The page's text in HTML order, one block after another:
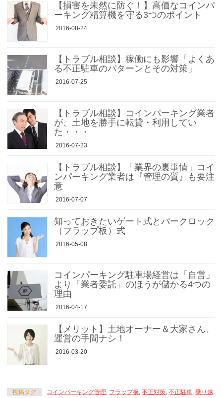
【損害を未然に防ぐ！】高価なコインパ
ーキング精算機を守る3つのポイント
2016-08-24
【トラブル相談】稼働にも影響「よくあ
る不正駐車のパターンとその対策」
2016-07-25
【トラブル相談】コインパーキング業者
が、土地を勝手に転貸・利用してい
た・・・
2016-07-23
【トラブル相談】「業界の裏事情」コイ
ンパーキング業者は『管理の質』も要注
意
2016-07-07
知っておきたいゲート式とパークロック
（フラップ板）式
2016-05-08
コインパーキング駐車場経営は「自営」
より「業者委託」のほうが儲かる4つの
理由
2016-04-17
【メリット】土地オーナー＆大家さん、
運営の手間ナシ！
2016-03-20
投稿タグ コインパーキング管理, フラップ板,不正対策,不正駐車,乗り越